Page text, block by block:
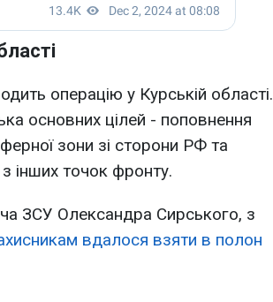
операцію у Курській області.
основних цілей - поповнення
зони зі сторони РФ та
з інших точок фронту.
ЗСУ Олександра Сирського, з
вдалося взяти в полон